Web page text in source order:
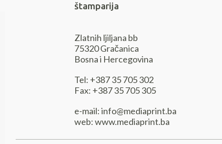
štamparija
Zlatnih ljiljana bb
75320 Gračanica
Bosna i Hercegovina
Tel: +387 35 705 302
Fax: +387 35 705 305
e-mail: info@mediaprint.ba
web: www.mediaprint.ba